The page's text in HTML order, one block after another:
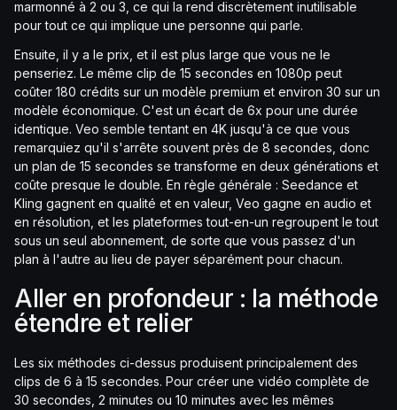
marmonné à 2 ou 3, ce qui la rend discrètement inutilisable
pour tout ce qui implique une personne qui parle.
Ensuite, il y a le prix, et il est plus large que vous ne le
penseriez. Le même clip de 15 secondes en 1080p peut
coûter 180 crédits sur un modèle premium et environ 30 sur un
modèle économique. C'est un écart de 6x pour une durée
identique. Veo semble tentant en 4K jusqu'à ce que vous
remarquiez qu'il s'arrête souvent près de 8 secondes, donc
un plan de 15 secondes se transforme en deux générations et
coûte presque le double. En règle générale : Seedance et
Kling gagnent en qualité et en valeur, Veo gagne en audio et
en résolution, et les plateformes tout-en-un regroupent le tout
sous un seul abonnement, de sorte que vous passez d'un
plan à l'autre au lieu de payer séparément pour chacun.
Aller en profondeur : la méthode
étendre et relier
Les six méthodes ci-dessus produisent principalement des
clips de 6 à 15 secondes. Pour créer une vidéo complète de
30 secondes, 2 minutes ou 10 minutes avec les mêmes